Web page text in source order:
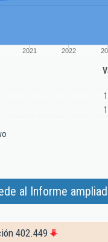
2021 2022
al Informe
402.449